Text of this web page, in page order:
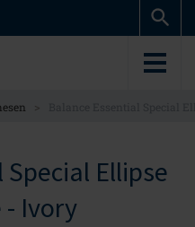
>
Ellipse
- Ivory